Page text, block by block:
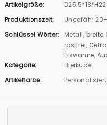
Artikelgröße:
Produktionszeit:
Ungefähr
Schlüssel Wörter:
Metall, breite
rostfrei,
Eiswanne,
Kategorie:
Bierkübel
Artikelfarbe: